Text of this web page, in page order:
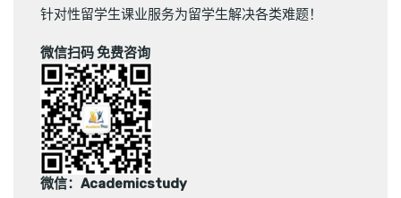
针对性留学生课业服务为留学生解决各类难题！
微信扫码 免费咨询
微信：Academicstudy